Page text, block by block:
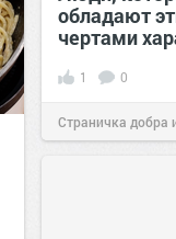
обладают
чертами
1 0
Страничка добра